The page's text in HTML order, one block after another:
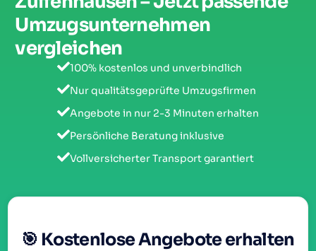
Umzugsunternehmen
vergleichen
100% kostenlos und unverbindlich
Nur qualitätsgeprüfte Umzugsfirmen
Angebote in nur 2-3 Minuten erhalten
Persönliche Beratung inklusive
Vollversicherter Transport garantiert
🎯 Kostenlose Angebote erhalten